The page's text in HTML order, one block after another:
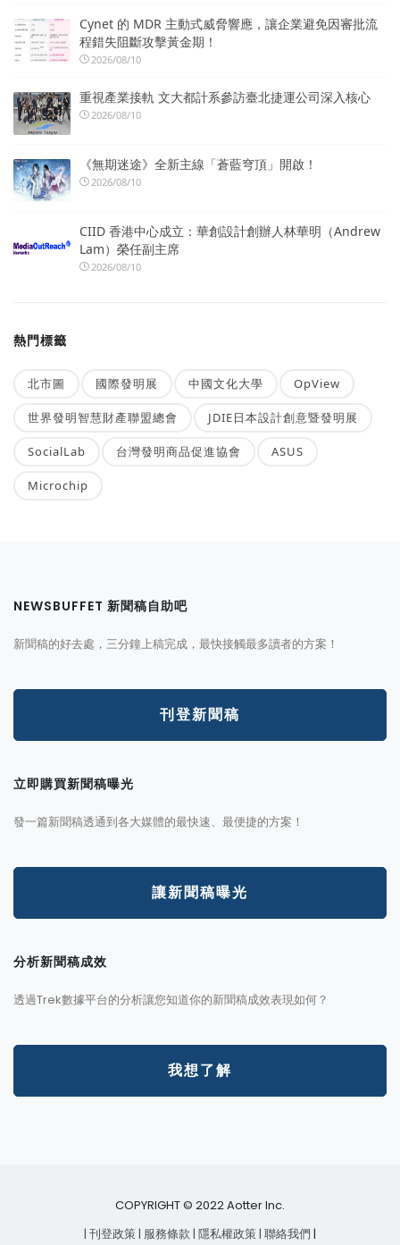
Cynet 的 MDR 主動式威脅響應，讓企業避免因審批流
程錯失阻斷攻擊黃金期！
2026/08/10
重視產業接軌 文大都計系參訪臺北捷運公司深入核心
2026/08/10
《無期迷途》全新主線「蒼藍穹頂」開啟！
2026/08/10
CIID 香港中心成立：華創設計創辦人林華明（Andrew
Lam）榮任副主席
2026/08/10
熱門標籤
北市圖 國際發明展 中國文化大學 OpView
世界發明智慧財產聯盟總會 JDIE日本設計創意暨發明展
SocialLab 台灣發明商品促進協會 ASUS
Microchip
NEWSBUFFET 新聞稿自助吧
新聞稿的好去處，三分鐘上稿完成，最快接觸最多讀者的方案！
刊登新聞稿
立即購買新聞稿曝光
發一篇新聞稿透通到各大媒體的最快速、最便捷的方案！
讓新聞稿曝光
分析新聞稿成效
透過Trek數據平台的分析讓您知道你的新聞稿成效表現如何？
我想了解
COPYRIGHT © 2022 Aotter Inc.
| 刊登政策| 服務條款| 隱私權政策| 聯絡我們 |